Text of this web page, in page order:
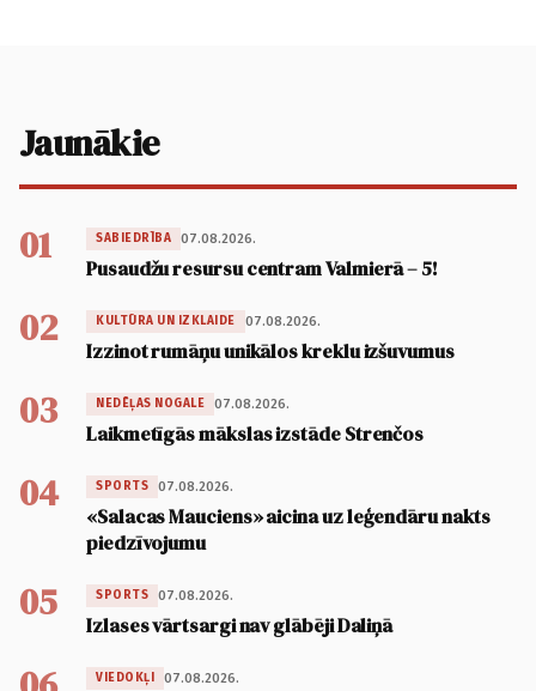
Jaunākie
01 SABIEDRĪBA 07.08.2026.
Pusaudžu resursu centram Valmierā – 5!
02 KULTŪRA UN IZKLAIDE 07.08.2026.
Izzinot rumāņu unikālos kreklu izšuvumus
03 NEDĒĻAS NOGALE 07.08.2026.
Laikmetīgās mākslas izstāde Strenčos
04 SPORTS 07.08.2026.
«Salacas Mauciens» aicina uz leģendāru nakts
piedzīvojumu
05 SPORTS 07.08.2026.
Izlases vārtsargi nav glābēji Daliņā
VIEDOKĻI 07.08.2026.